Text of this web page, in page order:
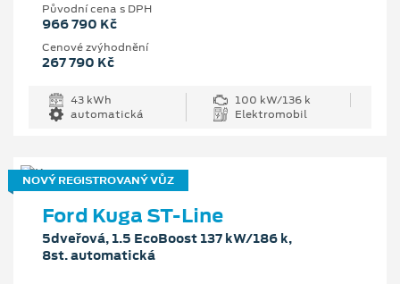
Původní cena s DPH
966 790 Kč
Cenové zvýhodnění
267 790 Kč
43 kWh
100 kW/136 k
automatická
Elektromobil
NOVÝ REGISTROVANÝ VŮZ
Ford Kuga ST-Line
5dveřová, 1.5 EcoBoost 137 kW/186 k,
8st. automatická